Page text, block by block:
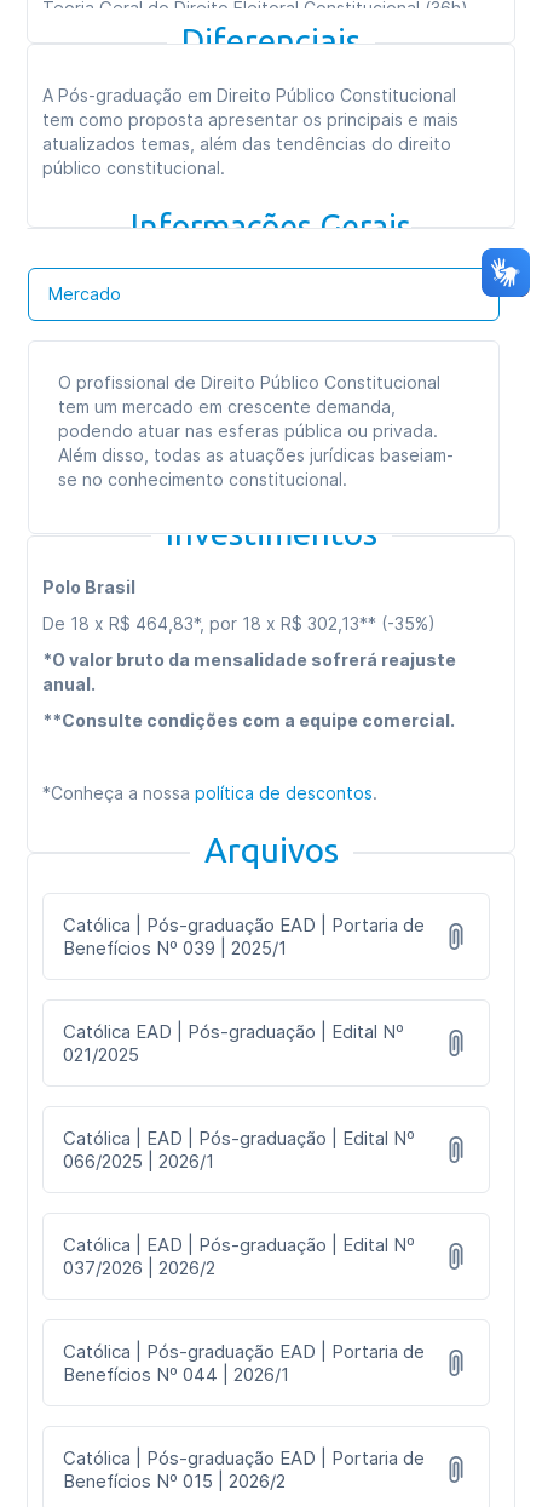
Teoria Geral do Direito Eleitoral Constitucional (36h)
Direito Administrativo Constitucional (36h)
Remédios Constitucionais na Prática (36h)
Tipo de curso:Especialização
Formato das aulas:
Diferenciais
A Pós-graduação em Direito Público Constitucional
tem como proposta apresentar os principais e mais
atualizados temas, além das tendências do direito
público constitucional.
Informações Gerais
Mercado
O profissional de Direito Público Constitucional
tem um mercado em crescente demanda,
podendo atuar nas esferas pública ou privada.
Além disso, todas as atuações jurídicas baseiam-
se no conhecimento constitucional.
Investimentos
Polo Brasil
De 18 x R$ 464,83*, por 18 x R$ 302,13** (-35%)
*O valor bruto da mensalidade sofrerá reajuste
anual.
**Consulte condições com a equipe comercial.
*Conheça a nossapolítica de descontos.
Arquivos
Católica | Pós-graduação EAD | Portaria de
Benefícios Nº 039 | 2025/1
Católica EAD | Pós-graduação | Edital Nº
021/2025
Católica | EAD | Pós-graduação | Edital Nº
066/2025 | 2026/1
Católica | EAD | Pós-graduação | Edital Nº
037/2026 | 2026/2
Católica | Pós-graduação EAD | Portaria de
Benefícios Nº 044 | 2026/1
Católica | Pós-graduação EAD | Portaria de
Benefícios Nº 015 | 2026/2